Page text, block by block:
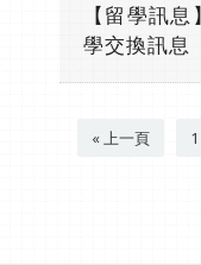
【留學訊
學交換訊息
« 上一頁 1